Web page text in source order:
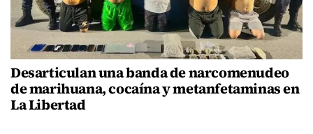
Desarticulan una banda de narcomenudeo
de marihuana, cocaína y metanfetaminas en
La Libertad